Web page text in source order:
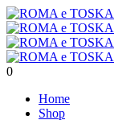
0
Home
Shop